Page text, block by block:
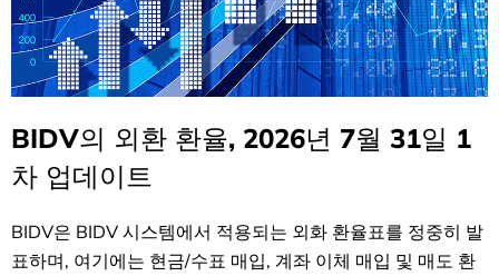
BIDV의 외환 환율, 2026년 7월 31일 1
차 업데이트
BIDV은 BIDV 시스템에서 적용되는 외화 환율표를 정중히 발
표하며, 여기에는 현금/수표 매입, 계좌 이체 매입 및 매도 환